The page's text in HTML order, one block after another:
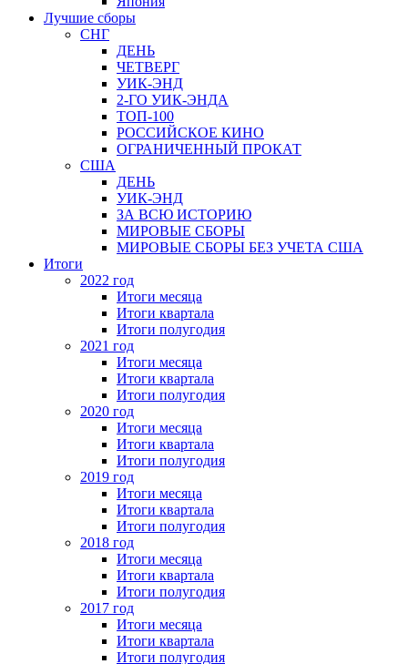
Лучшие сборы
СНГ
ДЕНЬ
ЧЕТВЕРГ
УИК-ЭНД
2-ГО УИК-ЭНДА
ТОП-100
РОССИЙСКОЕ КИНО
ОГРАНИЧЕННЫЙ ПРОКАТ
США
ДЕНЬ
УИК-ЭНД
ЗА ВСЮ ИСТОРИЮ
МИРОВЫЕ СБОРЫ
МИРОВЫЕ СБОРЫ БЕЗ УЧЕТА США
Итоги
2022 год
Итоги месяца
Итоги квартала
Итоги полугодия
2021 год
Итоги месяца
Итоги квартала
Итоги полугодия
2020 год
Итоги месяца
Итоги квартала
Итоги полугодия
2019 год
Итоги месяца
Итоги квартала
Итоги полугодия
2018 год
Итоги месяца
Итоги квартала
Итоги полугодия
2017 год
Итоги месяца
Итоги квартала
Итоги полугодия